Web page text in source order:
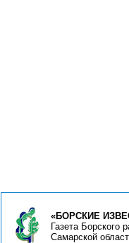
«БОРСКИЕ
Газета Борского
Самарской